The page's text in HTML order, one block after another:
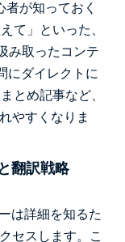
者が知っておく
て」といった、
み取ったコンテ
にダイレクトに
とめ記事など、
やすくなりま
翻訳戦略
は詳細を知るた
セスします。こ